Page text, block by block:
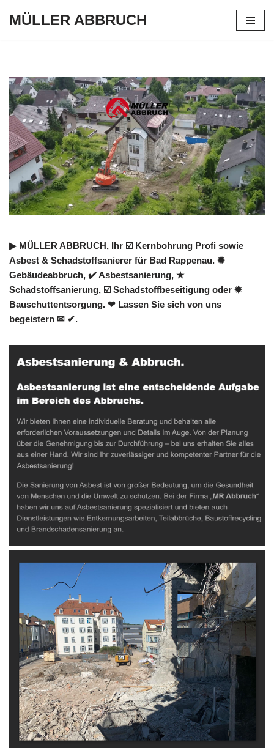
MÜLLER ABBRUCH
▶︎ MÜLLER ABBRUCH, Ihr ☑️ Kernbohrung Profi sowie
Asbest & Schadstoffsanierer für Bad Rappenau. ✺
Gebäudeabbruch, ✔️ Asbestsanierung, ★
Schadstoffsanierung, ☑️ Schadstoffbeseitigung oder ✹
Bauschuttentsorgung. ❤ Lassen Sie sich von uns
begeistern ✉ ✔.